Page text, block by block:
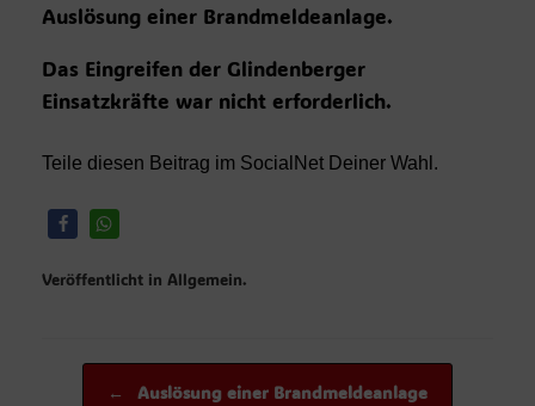
Auslösung einer Brandmeldeanlage.
Das Eingreifen der Glindenberger
Einsatzkräfte war nicht erforderlich.
Teile diesen Beitrag im SocialNet Deiner Wahl.
Veröffentlicht in Allgemein.
← Auslösung einer Brandmeldeanlage